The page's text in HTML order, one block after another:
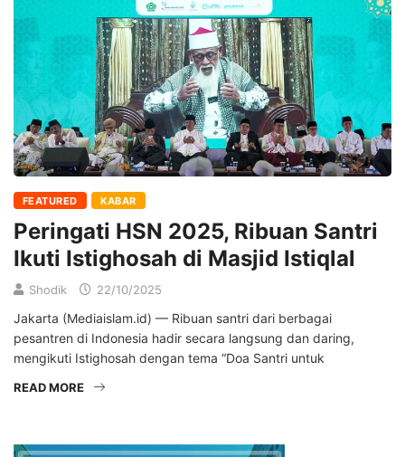
FEATURED KABAR
Peringati HSN 2025, Ribuan Santri
Ikuti Istighosah di Masjid Istiqlal
Shodik 22/10/2025
Jakarta (Mediaislam.id) — Ribuan santri dari berbagai
pesantren di Indonesia hadir secara langsung dan daring,
mengikuti Istighosah dengan tema “Doa Santri untuk
READ MORE